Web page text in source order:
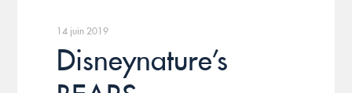
14 juin 2019
Disneynature’s